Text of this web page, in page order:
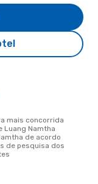
Luang Namtha
de acordo
de pesquisa dos